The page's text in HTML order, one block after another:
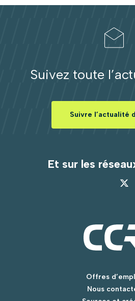
Suivez toute
Suivre l’actualité
Et sur les
Offres
Nous